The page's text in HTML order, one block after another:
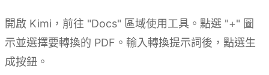
開啟 Kimi，前往 "Docs" 區域使用工具。點選 "+" 圖
示並選擇要轉換的 PDF。輸入轉換提示詞後，點選生
成按鈕。